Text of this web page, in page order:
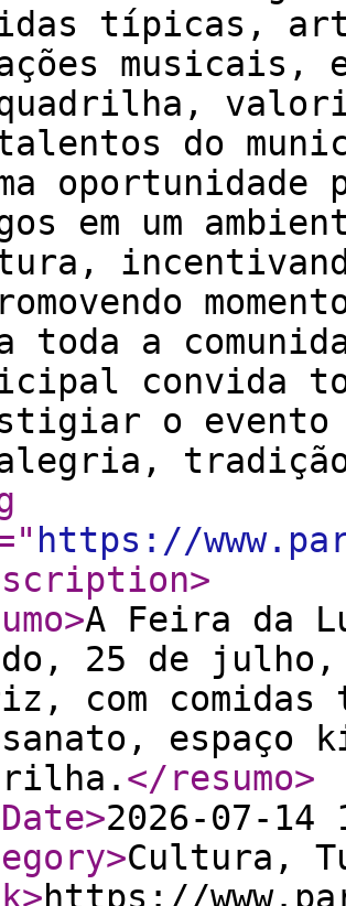
típicas,
musicais,
do
em um
toda a
convida
o
https://
>
>A Feira da
25 de
com
espaço
</resumo>
>2026-07-14
>Cultura,
>https://